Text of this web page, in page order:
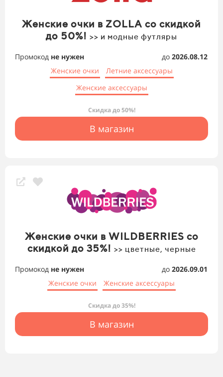
Женские очки в ZOLLA со скидкой
до 50%! >> и модные футляры
Промокод не нужен до 2026.08.12
Женские очки
Летние аксессуары
Женские аксессуары
Скидка до 50%!
В магазин
Женские очки в WILDBERRIES со
скидкой до 35%! >> цветные, черные
Промокод не нужен до 2026.09.01
Женские очки
Женские аксессуары
Скидка до 35%!
В магазин